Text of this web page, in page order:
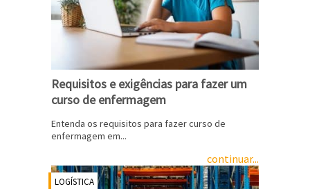
Requisitos e exigências para fazer um
curso de enfermagem
Entenda os requisitos para fazer curso de
enfermagem em...
continuar...
LOGÍSTICA